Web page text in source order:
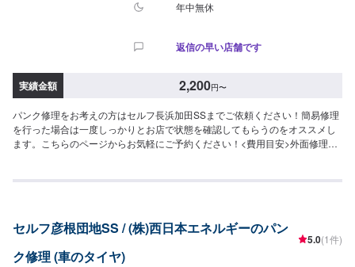
年中無休
返信の早い店舗です
実績金額 2,200円〜
パンク修理をお考えの方はセルフ長浜加田SSまでご依頼ください！簡易修理
を行った場合は一度しっかりとお店で状態を確認してもらうのをオススメし
ます。こちらのページからお気軽にご予約ください！<費用目安>外面修理
セルフ彦根団地SS / (株)西日本エネルギーのパン
ク修理 (車のタイヤ)
5.0(1件)